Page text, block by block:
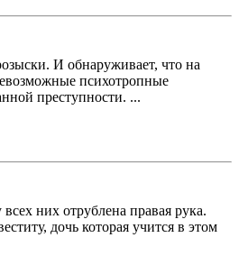
И обнаруживает, что на
психотропные
преступности. ...
них отрублена правая рука.
дочь которая учится в этом